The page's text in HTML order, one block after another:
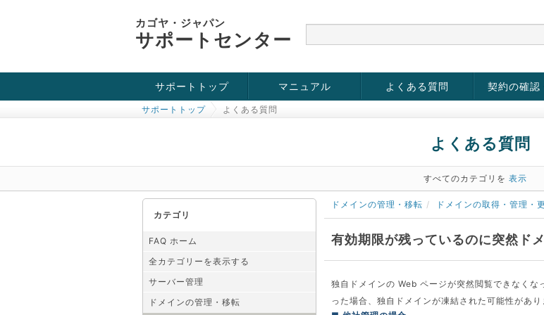
カゴヤ・ジャパン
サポートセンター
サポートトップ
お役立ち情報
チュートリアル
障害・メンテナンス情報
マニュアル よくある質問 契約の確認
サポートトップ よくある質問
よくある質問
すべてのカテゴリを 表示
カテゴリ
FAQ ホーム
全カテゴリーを表示する
サーバー管理
ドメインの管理・移転
ドメインの管理・移転 ドメインの取得・管理・
有効期限が残っているのに突然ド
独自ドメインの Web ページが突然閲覧できなく
った場合、独自ドメインが凍結された可能性があり